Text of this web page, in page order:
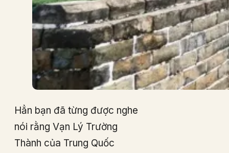
Hẳn bạn đã từng được nghe
nói rằng Vạn Lý Trường
Thành của Trung Quốc